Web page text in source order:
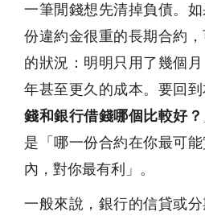
一筆閒錢想先清掉負債。
份違約金很重的長期合約
的狀況：明明只用了幾個
年甚至更久的成本。要回到
錢和銀行借錢哪個比較好？
是「哪一份合約在你最可
內，對你最有利」。
一般來說，銀行的信貸或